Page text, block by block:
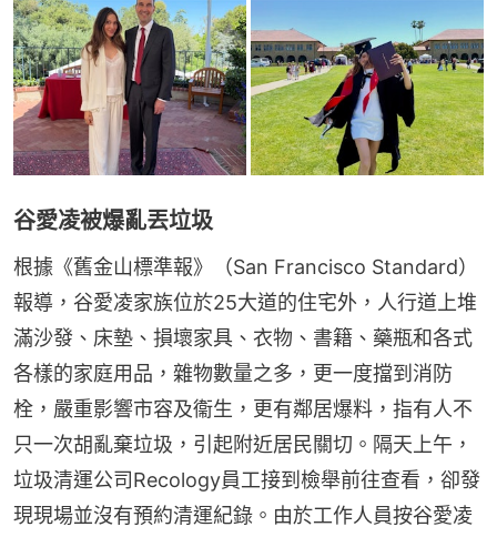
谷愛凌被爆亂丟垃圾
根據《舊金山標準報》（San Francisco Standard）
報導，谷愛凌家族位於25大道的住宅外，人行道上堆
滿沙發、床墊、損壞家具、衣物、書籍、藥瓶和各式
各樣的家庭用品，雜物數量之多，更一度擋到消防
栓，嚴重影響市容及衞生，更有鄰居爆料，指有人不
只一次胡亂棄垃圾，引起附近居民關切。隔天上午，
垃圾清運公司Recology員工接到檢舉前往查看，卻發
現現場並沒有預約清運紀錄。由於工作人員按谷愛凌